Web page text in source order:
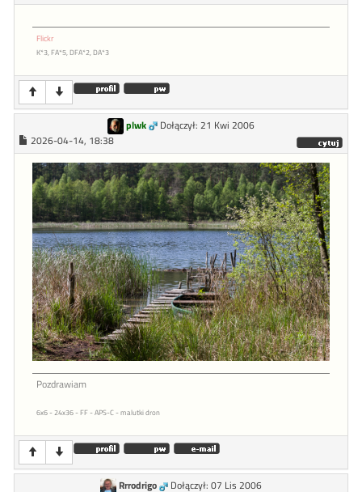
Flickr
K*3, FA*5, DFA*2, DA*3
plwk
Dołączył: 21 Kwi 2006
2026-04-14, 18:38
Pozdrawiam
6x6 - 24x36 - FF - APS-C - malutki dron
Rrrodrigo Dołączył: 07 Lis 2006